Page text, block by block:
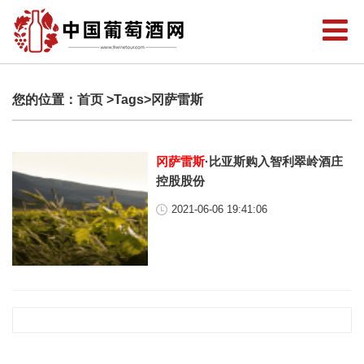
您的位置： 首页 >Tags>冈萨雷斯
冈萨雷斯·比亚斯购入智利翠岭酒庄
控股股份
2021-06-06 19:41:06